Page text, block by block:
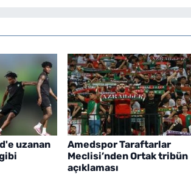
uzanan
Amedspor Taraftarlar
Meclisi’nden Ortak tribün
açıklaması